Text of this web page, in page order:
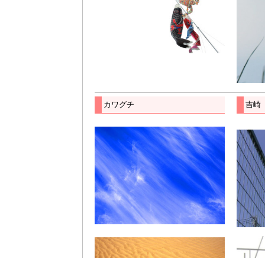
カワグチ 吉崎